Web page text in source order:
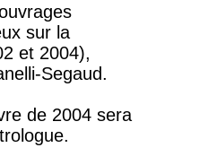
sur la
et 2004),
Segaud.
de 2004 sera